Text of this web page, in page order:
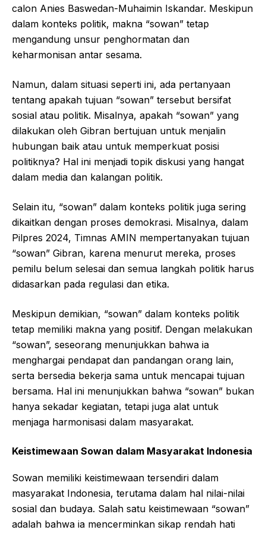
calon Anies Baswedan-Muhaimin Iskandar. Meskipun
dalam konteks politik, makna “sowan” tetap
mengandung unsur penghormatan dan
keharmonisan antar sesama.
Namun, dalam situasi seperti ini, ada pertanyaan
tentang apakah tujuan “sowan” tersebut bersifat
sosial atau politik. Misalnya, apakah “sowan” yang
dilakukan oleh Gibran bertujuan untuk menjalin
hubungan baik atau untuk memperkuat posisi
politiknya? Hal ini menjadi topik diskusi yang hangat
dalam media dan kalangan politik.
Selain itu, “sowan” dalam konteks politik juga sering
dikaitkan dengan proses demokrasi. Misalnya, dalam
Pilpres 2024, Timnas AMIN mempertanyakan tujuan
“sowan” Gibran, karena menurut mereka, proses
pemilu belum selesai dan semua langkah politik harus
didasarkan pada regulasi dan etika.
Meskipun demikian, “sowan” dalam konteks politik
tetap memiliki makna yang positif. Dengan melakukan
“sowan”, seseorang menunjukkan bahwa ia
menghargai pendapat dan pandangan orang lain,
serta bersedia bekerja sama untuk mencapai tujuan
bersama. Hal ini menunjukkan bahwa “sowan” bukan
hanya sekadar kegiatan, tetapi juga alat untuk
menjaga harmonisasi dalam masyarakat.
Keistimewaan Sowan dalam Masyarakat Indonesia
Sowan memiliki keistimewaan tersendiri dalam
masyarakat Indonesia, terutama dalam hal nilai-nilai
sosial dan budaya. Salah satu keistimewaan “sowan”
adalah bahwa ia mencerminkan sikap rendah hati